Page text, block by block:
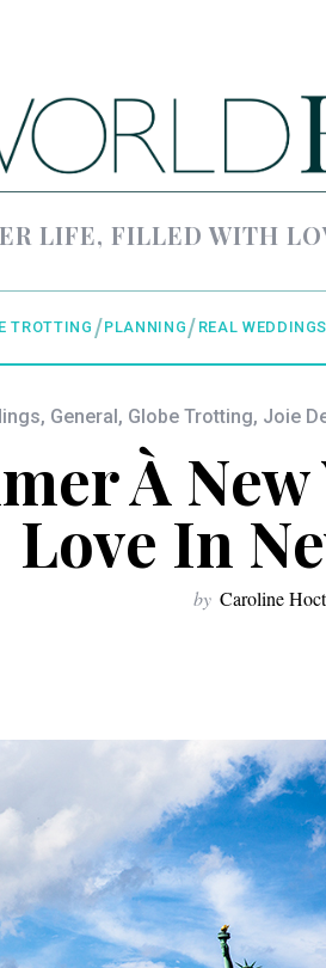
LIFE, FILLED WITH
TROTTING PLANNING REAL WEDDINGS
, General , Globe Trotting, Joie
À
Love In
by Caroline